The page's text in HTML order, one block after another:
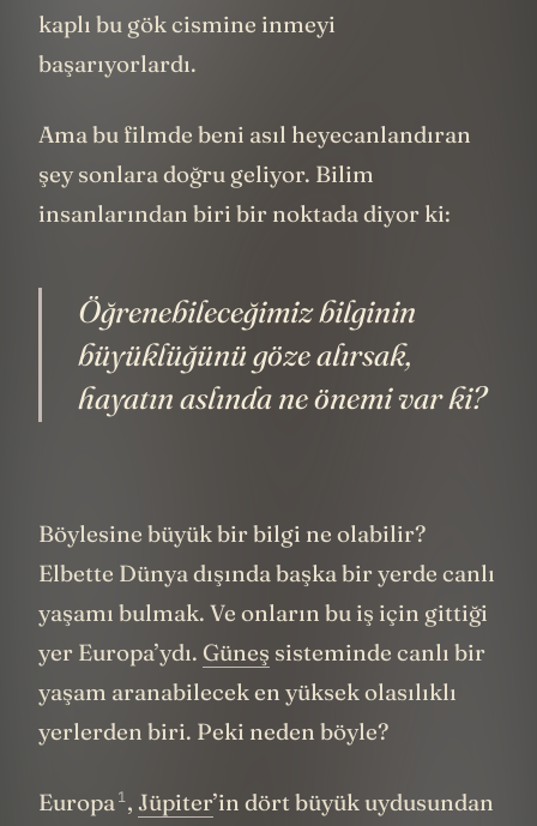
kaplı bu gök cismine inmeyi
başarıyorlardı.
Ama bu filmde beni asıl heyecanlandıran
şey sonlara doğru geliyor. Bilim
insanlarından biri bir noktada diyor ki:
Öğrenebileceğimiz bilginin
büyüklüğünü göze alırsak,
hayatın aslında ne önemi var ki?
Böylesine büyük bir bilgi ne olabilir?
Elbette Dünya dışında başka bir yerde canlı
yaşamı bulmak. Ve onların bu iş için gittiği
yer Europa’ydı. Güneş sisteminde canlı bir
yaşam aranabilecek en yüksek olasılıklı
yerlerden biri. Peki neden böyle?
Europa1, Jüpiter’in dört büyük uydusundan